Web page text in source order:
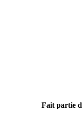
Fait partie